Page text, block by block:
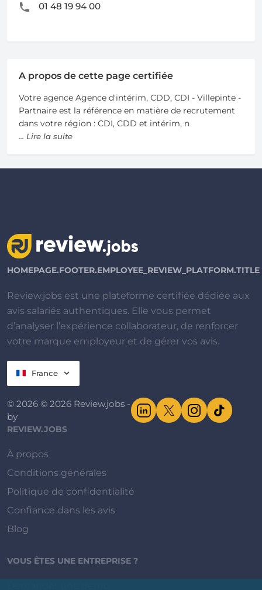
01 48 19 94 00
A propos de cette page certifiée
Votre agence Agence d'intérim, CDD, CDI - Villepinte -
Partnaire est la référence en matière de recrutement
dans votre région : CDI, CDD et intérim, n
... Lire la suite
HOMEPAGE.FOOTER.EMPLOYEE_REVIEW_PLATFORM.TITLE
Review.jobs est une plateforme certifiée dédiée aux
avis salariés authentiques. Elle vous permet
d’analyser l’expérience collaborateur, de renforcer
votre marque employeur et de gérer vos avis.
France
© 2026 © 2026 Review.jobs -
by
REVIEW.JOBS
À propos
Conditions générales
Politique de confidentialité
Confiance dans les avis
Blog
VOUS ÊTES UNE ENTREPRISE ?